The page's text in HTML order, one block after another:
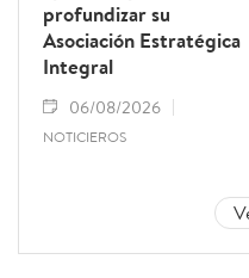
profundizar su
Asociación Estratégica
Integral
06/08/2026
NOTICIEROS